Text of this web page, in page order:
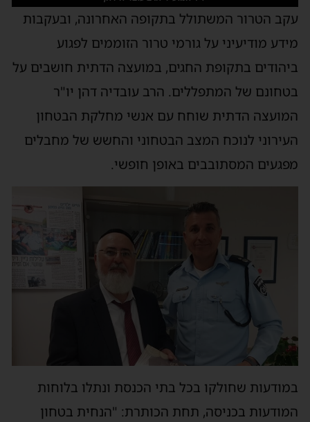
עקב הטרור המשתולל בתקופה האחרונה, ובעקבות
מידע מודיעיני על גורמי טרור הזוממים לפגוע
ביהודים בתקופת החגים, במועצה הדתית חושבים על
בטחונם של המתפללים. הרב עובדיה דהן יו"ר
המועצה הדתית שוחח עם אנשי מחלקת הבטחון
העירוני לנוכח המצב הבטחוני והחשש של מחבלים
מפגעים המסתובבים באופן חופשי.
במודעות שחולקו בכל בתי הכנסת ונתלו בלוחות
המודעות בכניסה, תחת הכותרת: "הנחית בטחון